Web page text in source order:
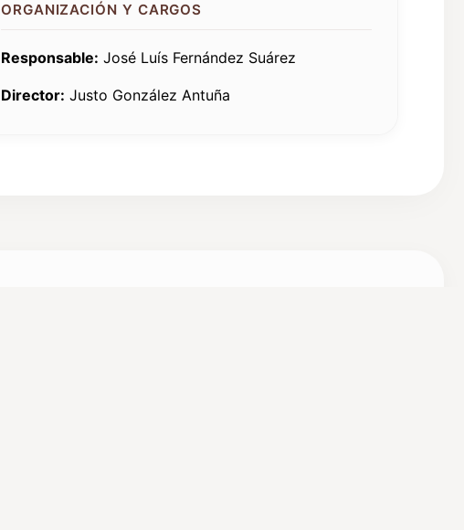
ORGANIZACIÓN Y CARGOS
Responsable: José Luís Fernández Suárez
Director: Justo González Antuña